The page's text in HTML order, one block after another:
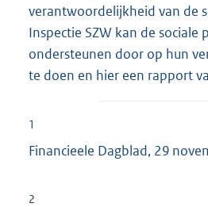
verantwoordelijkheid van de
Inspectie SZW kan de sociale
ondersteunen door op hun
te doen en hier een rapport
1
Financieele Dagblad, 29
2